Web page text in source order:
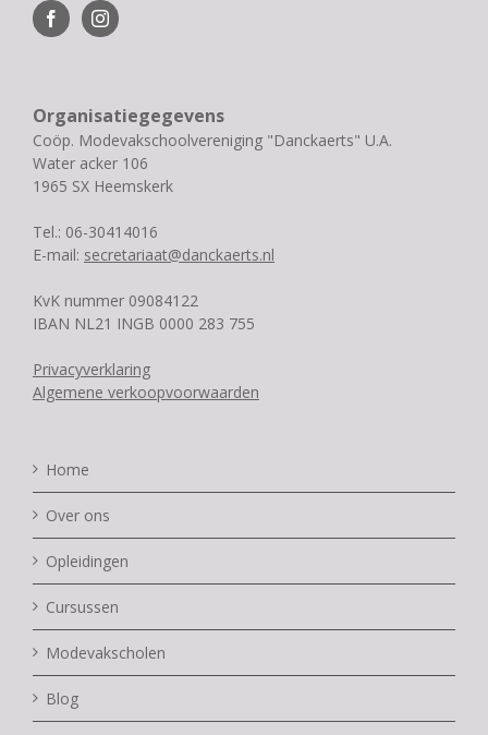
Organisatiegegevens
Coöp. Modevakschoolvereniging "Danckaerts" U.A.
Water acker 106
1965 SX Heemskerk
Tel.: 06-30414016
E-mail: secretariaat@danckaerts.nl
KvK nummer 09084122
IBAN NL21 INGB 0000 283 755
Privacyverklaring
Algemene verkoopvoorwaarden
Home
Over ons
Opleidingen
Cursussen
Modevakscholen
Blog